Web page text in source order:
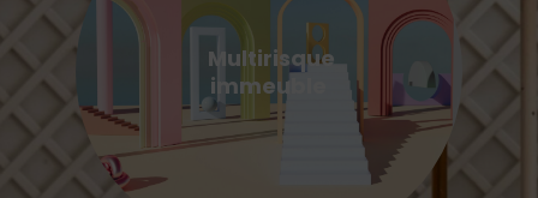
Multirisque
immeuble